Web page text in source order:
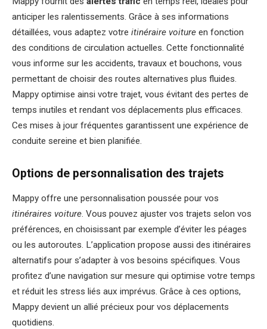
anticiper les ralentissements. Grâce à ses informations
détaillées, vous adaptez votre itinéraire voiture en fonction
des conditions de circulation actuelles. Cette fonctionnalité
vous informe sur les accidents, travaux et bouchons, vous
permettant de choisir des routes alternatives plus fluides.
Mappy optimise ainsi votre trajet, vous évitant des pertes de
temps inutiles et rendant vos déplacements plus efficaces.
Ces mises à jour fréquentes garantissent une expérience de
conduite sereine et bien planifiée.
Options de personnalisation des trajets
Mappy offre une personnalisation poussée pour vos
itinéraires voiture. Vous pouvez ajuster vos trajets selon vos
préférences, en choisissant par exemple d’éviter les péages
ou les autoroutes. L’application propose aussi des itinéraires
alternatifs pour s’adapter à vos besoins spécifiques. Vous
profitez d’une navigation sur mesure qui optimise votre temps
et réduit les stress liés aux imprévus. Grâce à ces options,
Mappy devient un allié précieux pour vos déplacements
quotidiens.